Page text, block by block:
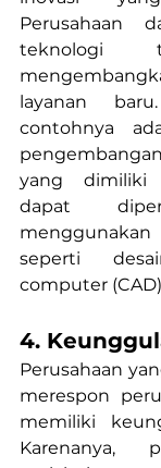
Perusahaan
teknologi
layanan
contohnya
yang dimiliki
dapat
seperti
computer
4.
Perusahaan
merespon
memiliki
Karenanya,